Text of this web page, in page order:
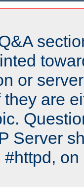
or
they are
Server